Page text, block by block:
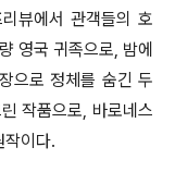
뷰에서 관객들의 호
영국 귀족으로, 밤에
으로 정체를 숨긴 두
작품으로, 바로네스
이다.